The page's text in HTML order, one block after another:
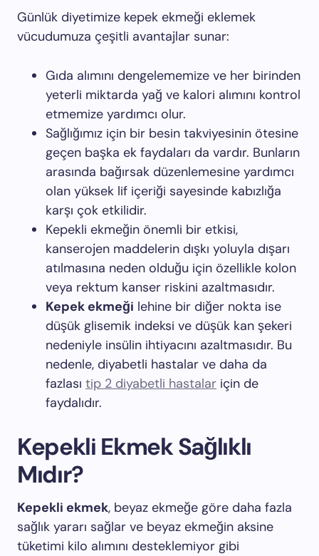
Günlük diyetimize kepek ekmeği eklemek
vücudumuza çeşitli avantajlar sunar:
Gıda alımını dengelememize ve her birinden
yeterli miktarda yağ ve kalori alımını kontrol
etmemize yardımcı olur.
Sağlığımız için bir besin takviyesinin ötesine
geçen başka ek faydaları da vardır. Bunların
arasında bağırsak düzenlemesine yardımcı
olan yüksek lif içeriği sayesinde kabızlığa
karşı çok etkilidir.
Kepekli ekmeğin önemli bir etkisi,
kanserojen maddelerin dışkı yoluyla dışarı
atılmasına neden olduğu için özellikle kolon
veya rektum kanser riskini azaltmasıdır.
Kepek ekmeği lehine bir diğer nokta ise
düşük glisemik indeksi ve düşük kan şekeri
nedeniyle insülin ihtiyacını azaltmasıdır. Bu
nedenle, diyabetli hastalar ve daha da
fazlası tip 2 diyabetli hastalar için de
faydalıdır.
Kepekli Ekmek Sağlıklı
Mıdır?
Kepekli ekmek, beyaz ekmeğe göre daha fazla
sağlık yararı sağlar ve beyaz ekmeğin aksine
tüketimi kilo alımını desteklemiyor gibi